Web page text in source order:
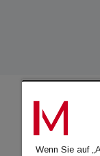
Wenn Sie auf